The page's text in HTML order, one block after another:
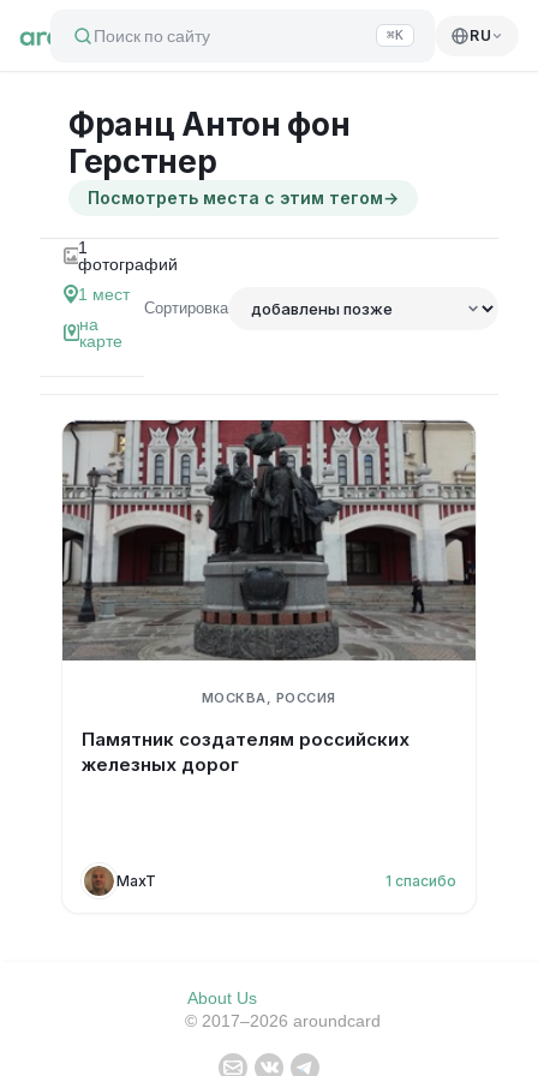
Поиск по сайту ⌘K RU
Франц Антон фон
Герстнер
Посмотреть места с этим тегом→
1
фотографий
1 мест
на
карте
Сортировка
МОСКВА, РОССИЯ
Памятник создателям российских
железных дорог
MaxT 1 спасибо
About Us
© 2017–2026 aroundcard